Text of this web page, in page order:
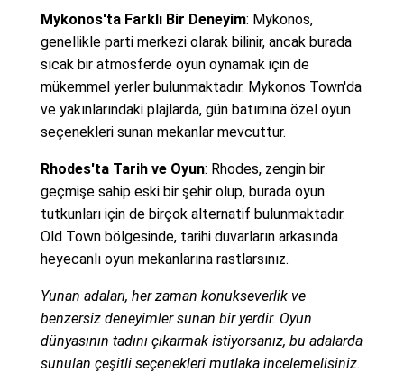
Mykonos'ta Farklı Bir Deneyim: Mykonos,
genellikle parti merkezi olarak bilinir, ancak burada
sıcak bir atmosferde oyun oynamak için de
mükemmel yerler bulunmaktadır. Mykonos Town'da
ve yakınlarındaki plajlarda, gün batımına özel oyun
seçenekleri sunan mekanlar mevcuttur.
Rhodes'ta Tarih ve Oyun: Rhodes, zengin bir
geçmişe sahip eski bir şehir olup, burada oyun
tutkunları için de birçok alternatif bulunmaktadır.
Old Town bölgesinde, tarihi duvarların arkasında
heyecanlı oyun mekanlarına rastlarsınız.
Yunan adaları, her zaman konukseverlik ve
benzersiz deneyimler sunan bir yerdir. Oyun
dünyasının tadını çıkarmak istiyorsanız, bu adalarda
sunulan çeşitli seçenekleri mutlaka incelemelisiniz.